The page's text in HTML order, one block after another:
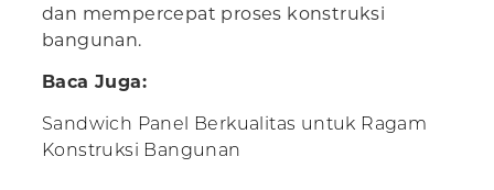
dan mempercepat proses konstruksi
bangunan.
Baca Juga:
Sandwich Panel Berkualitas untuk Ragam
Konstruksi Bangunan